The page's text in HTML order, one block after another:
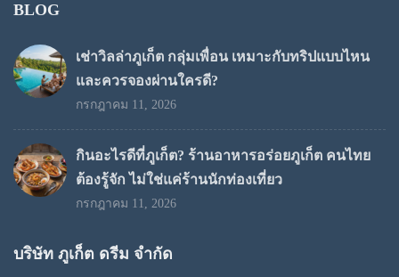
BLOG
เช่าวิลล่าภูเก็ต กลุ่มเพื่อน เหมาะกับทริปแบบไหน
และควรจองผ่านใครดี?
กรกฎาคม 11, 2026
กินอะไรดีที่ภูเก็ต? ร้านอาหารอร่อยภูเก็ต คนไทย
ต้องรู้จัก ไม่ใช่แค่ร้านนักท่องเที่ยว
กรกฎาคม 11, 2026
บริษัท ภูเก็ต ดรีม จำกัด